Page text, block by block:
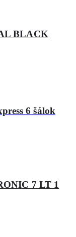
BLACK
6 šálok
7 LT 1